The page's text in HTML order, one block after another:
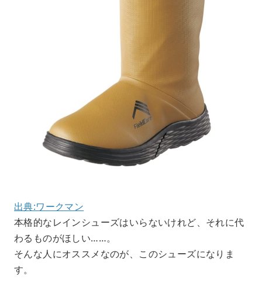
出典:ワークマン
本格的なレインシューズはいらないけれど、それに代
わるものがほしい……。
そんな人にオススメなのが、このシューズになりま
す。